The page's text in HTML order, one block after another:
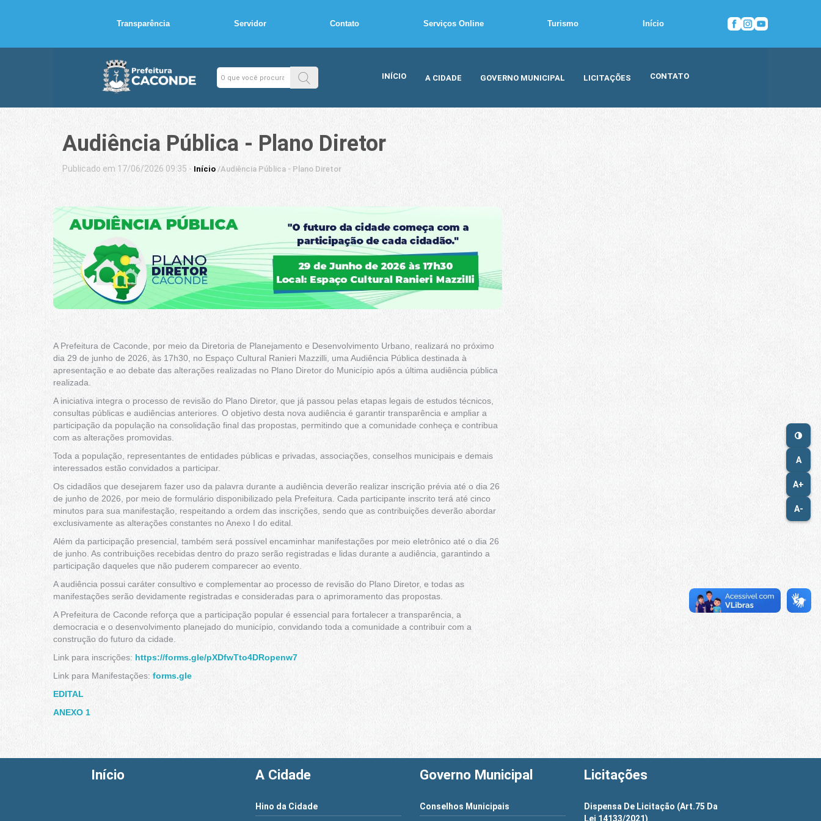
Transparência Servidor Contato Serviços Online Turismo Início
INÍCIO A CIDADE GOVERNO MUNICIPAL LICITAÇÕES CONTATO
A
A+
A-
Audiência Pública - Plano Diretor
Publicado em 17/06/2026 09:35 - Início /Audiência Pública - Plano Diretor
A Prefeitura de Caconde, por meio da Diretoria de Planejamento e Desenvolvimento Urbano, realizará no próximo
dia 29 de junho de 2026, às 17h30, no Espaço Cultural Ranieri Mazzilli, uma Audiência Pública destinada à
apresentação e ao debate das alterações realizadas no Plano Diretor do Município após a última audiência pública
realizada.
A iniciativa integra o processo de revisão do Plano Diretor, que já passou pelas etapas legais de estudos técnicos,
consultas públicas e audiências anteriores. O objetivo desta nova audiência é garantir transparência e ampliar a
participação da população na consolidação final das propostas, permitindo que a comunidade conheça e contribua
com as alterações promovidas.
Toda a população, representantes de entidades públicas e privadas, associações, conselhos municipais e demais
interessados estão convidados a participar.
Os cidadãos que desejarem fazer uso da palavra durante a audiência deverão realizar inscrição prévia até o dia 26
de junho de 2026, por meio de formulário disponibilizado pela Prefeitura. Cada participante inscrito terá até cinco
minutos para sua manifestação, respeitando a ordem das inscrições, sendo que as contribuições deverão abordar
exclusivamente as alterações constantes no Anexo I do edital.
Além da participação presencial, também será possível encaminhar manifestações por meio eletrônico até o dia 26
de junho. As contribuições recebidas dentro do prazo serão registradas e lidas durante a audiência, garantindo a
participação daqueles que não puderem comparecer ao evento.
A audiência possui caráter consultivo e complementar ao processo de revisão do Plano Diretor, e todas as
manifestações serão devidamente registradas e consideradas para o aprimoramento das propostas.
A Prefeitura de Caconde reforça que a participação popular é essencial para fortalecer a transparência, a
democracia e o desenvolvimento planejado do município, convidando toda a comunidade a contribuir com a
construção do futuro da cidade.
Link para inscrições: https://forms.gle/pXDfwTto4DRopenw7
Link para Manifestações: forms.gle
EDITAL
ANEXO 1
Início A Cidade
Hino da Cidade
Governo Municipal
Conselhos Municipais
Licitações
Dispensa De Licitação (Art.75 Da
Lei 14133/2021)